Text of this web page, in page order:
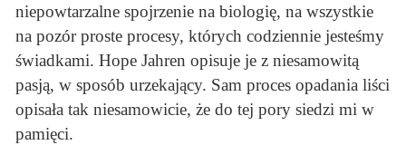
niepowtarzalne spojrzenie na biologię, na wszystkie
na pozór proste procesy, których codziennie jesteśmy
świadkami. Hope Jahren opisuje je z niesamowitą
pasją, w sposób urzekający. Sam proces opadania liści
opisała tak niesamowicie, że do tej pory siedzi mi w
pamięci.